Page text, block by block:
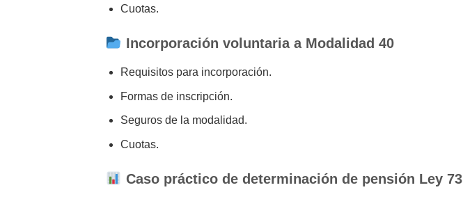
Cuotas.
Incorporación voluntaria a Modalidad 40
Requisitos para incorporación.
Formas de inscripción.
Seguros de la modalidad.
Cuotas.
Caso práctico de determinación de pensión Ley 73